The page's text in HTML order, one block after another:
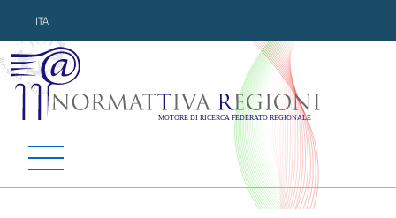
ITA
Normattiva Regioni -